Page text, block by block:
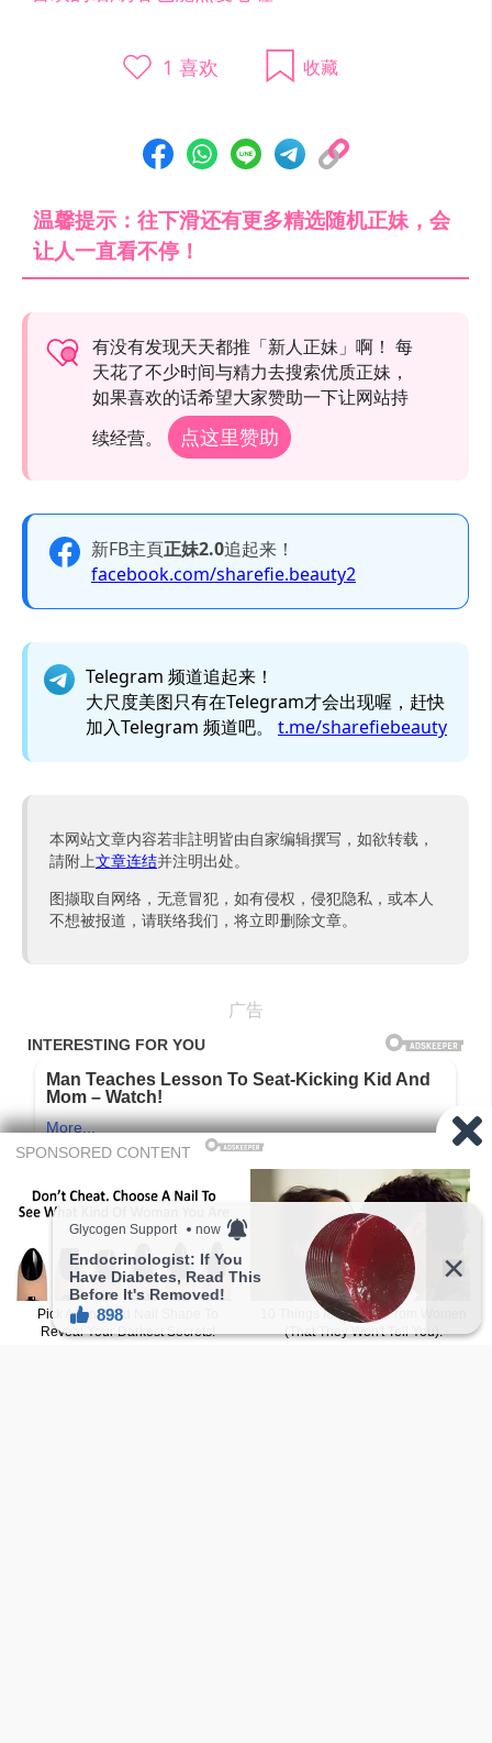
1 喜欢 收藏
温馨提示：往下滑还有更多精选随机正妹，会
让人一直看不停！
有没有发现天天都推「新人正妹」啊！ 每
天花了不少时间与精力去搜索优质正妹，
如果喜欢的话希望大家赞助一下让网站持
续经营。
点这里赞助
新FB主頁正妹2.0追起来！
facebook.com/sharefie.beauty2
Telegram 频道追起来！
大尺度美图只有在Telegram才会出现喔，赶快
加入Telegram 频道吧。 t.me/sharefiebeauty
本网站文章内容若非註明皆由自家编辑撰写，如欲转载，
請附上文章连结并注明出处。
图撷取自网络，无意冒犯，如有侵权，侵犯隐私，或本人
不想被报道，请联络我们，将立即删除文章。
广告